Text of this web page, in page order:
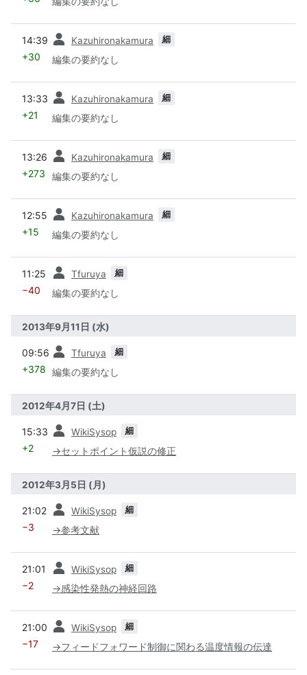
14:39 Kazuhironakamura 細
+30 編集の要約なし
13:33 Kazuhironakamura 細
+21 編集の要約なし
13:26 Kazuhironakamura 細
+273 編集の要約なし
12:55 Kazuhironakamura 細
+15 編集の要約なし
11:25 Tfuruya 細
−40 編集の要約なし
2013年9月11日 (水)
09:56 Tfuruya 細
+378 編集の要約なし
2012年4月7日 (土)
15:33 WikiSysop 細
+2 →セットポイント仮説の修正
2012年3月5日 (月)
21:02 WikiSysop 細
−3 →参考文献
21:01 WikiSysop 細
−2 →感染性発熱の神経回路
21:00 WikiSysop 細
−17 →フィードフォワード制御に関わる温度情報の伝達